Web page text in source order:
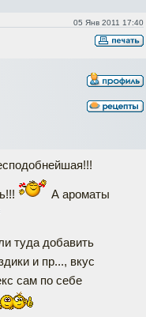
05 Янв 2011 17:40
А ароматы
туда добавить
и пр..., вкус
сам по себе